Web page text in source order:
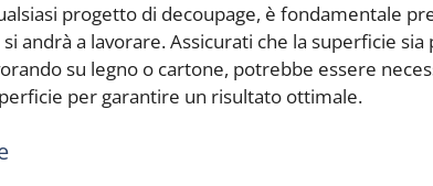
progetto di decoupage, è fondamentale
andrà a lavorare. Assicurati che la superficie sia
su legno o cartone, potrebbe essere
per garantire un risultato ottimale.